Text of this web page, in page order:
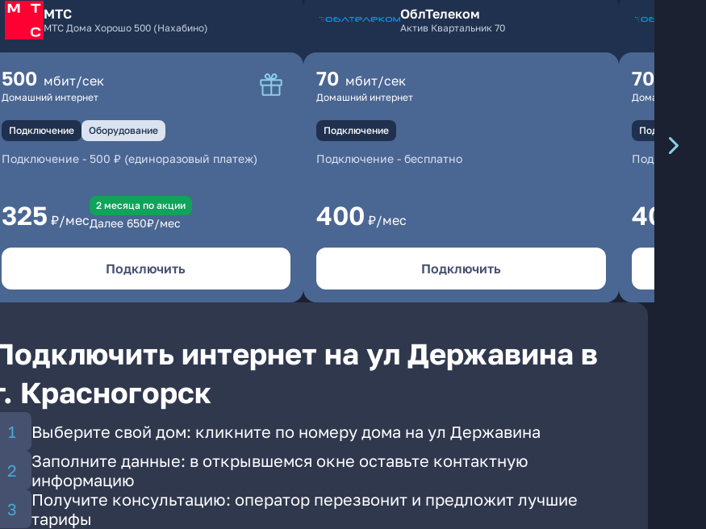
МТС
МТС Дома Хорошо 500 (Нахабино)
500 мбит/сек
Домашний интернет
Подключение Оборудование
Подключение- 500 ₽ (единоразовый платеж)
325 ₽/мес
2 месяцa по акции
Далее 650₽/мес
Подключить
ОблТелеком
Актив Квартальник 70
70 мбит/сек
Домашний интернет
Подключение
Подключение - бесплатно
400 ₽/мес
Подключить
70
Домашний
Подключение
400
интернет на ул Державина в
Красногорск
Выберите свой дом: кликните по номеру дома на ул Державина
Заполните данные: в открывшемся окне оставьте контактную
информацию
Получите консультацию: оператор перезвонит и предложит лучшие
тарифы